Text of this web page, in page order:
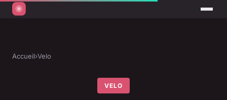
Accueil›Velo
VELO